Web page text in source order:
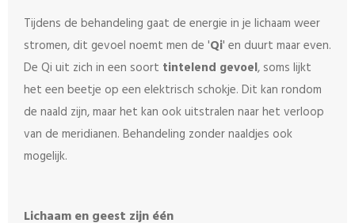
Tijdens de behandeling gaat de energie in je lichaam weer
stromen, dit gevoel noemt men de 'Qi' en duurt maar even.
De Qi uit zich in een soort tintelend gevoel, soms lijkt
het een beetje op een elektrisch schokje. Dit kan rondom
de naald zijn, maar het kan ook uitstralen naar het verloop
van de meridianen. Behandeling zonder naaldjes ook
mogelijk.
Lichaam en geest zijn één